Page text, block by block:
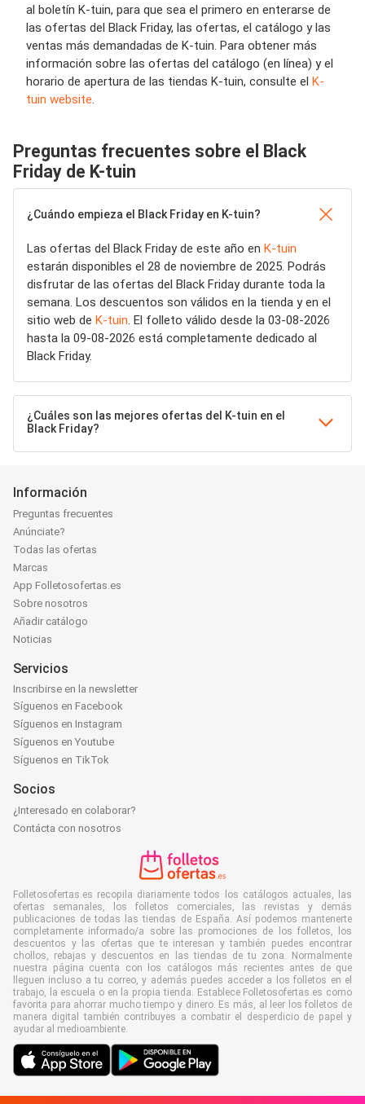
al boletín K-tuin, para que sea el primero en enterarse de
las ofertas del Black Friday, las ofertas, el catálogo y las
ventas más demandadas de K-tuin. Para obtener más
información sobre las ofertas del catálogo (en línea) y el
horario de apertura de las tiendas K-tuin, consulte el K-
tuin website.
Preguntas frecuentes sobre el Black
Friday de K-tuin
¿Cuándo empieza el Black Friday en K-tuin?
Las ofertas del Black Friday de este año en K-tuin
estarán disponibles el 28 de noviembre de 2025. Podrás
disfrutar de las ofertas del Black Friday durante toda la
semana. Los descuentos son válidos en la tienda y en el
sitio web de K-tuin. El folleto válido desde la 03-08-2026
hasta la 09-08-2026 está completamente dedicado al
Black Friday.
¿Cuáles son las mejores ofertas del K-tuin en el
Black Friday?
Información
Preguntas frecuentes
Anúnciate?
Todas las ofertas
Marcas
App Folletosofertas.es
Sobre nosotros
Añadir catálogo
Noticias
Servicios
Inscribirse en la newsletter
Síguenos en Facebook
Síguenos en Instagram
Síguenos en Youtube
Síguenos en TikTok
Socios
¿Interesado en colaborar?
Contácta con nosotros
Folletosofertas.es recopila diariamente todos los catálogos actuales, las
ofertas semanales, los folletos comerciales, las revistas y demás
publicaciones de todas las tiendas de España. Así podemos mantenerte
completamente informado/a sobre las promociones de los folletos, los
descuentos y las ofertas que te interesan y también puedes encontrar
chollos, rebajas y descuentos en las tiendas de tu zona. Normalmente
nuestra página cuenta con los catálogos más recientes antes de que
lleguen incluso a tu correo, y además puedes acceder a los folletos en el
trabajo, la escuela o en la propia tienda. Establece Folletosofertas.es como
favorita para ahorrar mucho tiempo y dinero. Es más, al leer los folletos de
manera digital también contribuyes a combatir el desperdicio de papel y
ayudar al medioambiente.